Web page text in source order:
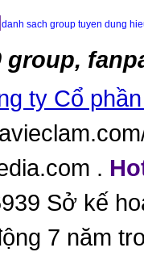
|danh sach group tuyen dung
group,
ty Cổ
.
Sở kế
7 năm